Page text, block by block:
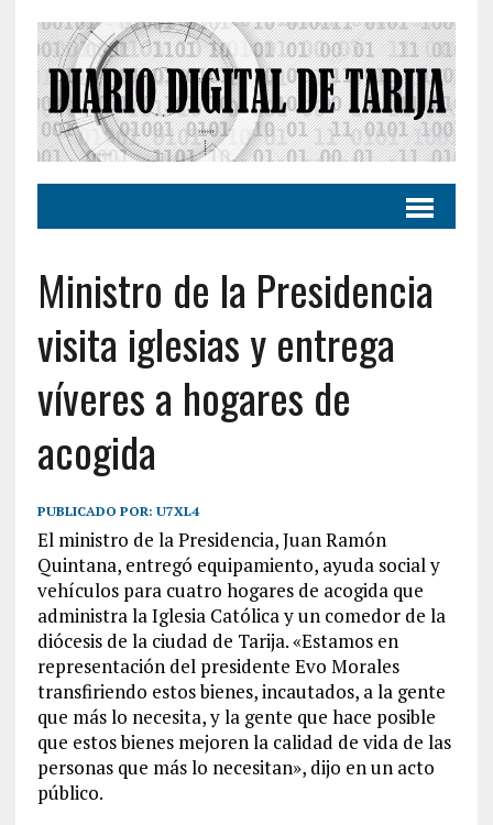
Ministro de la Presidencia
visita iglesias y entrega
víveres a hogares de
acogida
PUBLICADO POR: U7XL4
El ministro de la Presidencia, Juan Ramón
Quintana, entregó equipamiento, ayuda social y
vehículos para cuatro hogares de acogida que
administra la Iglesia Católica y un comedor de la
diócesis de la ciudad de Tarija. «Estamos en
representación del presidente Evo Morales
transfiriendo estos bienes, incautados, a la gente
que más lo necesita, y la gente que hace posible
que estos bienes mejoren la calidad de vida de las
personas que más lo necesitan», dijo en un acto
público.